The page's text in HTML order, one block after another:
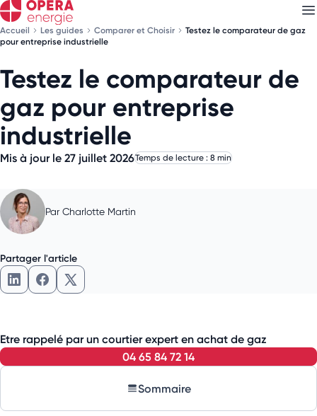
Accueil Les guides Comparer et Choisir
Testez le comparateur de gaz
pour entreprise industrielle
Testez le comparateur de
gaz pour entreprise
industrielle
Mis à jour le 27 juillet 2026Temps de lecture : 8 min
Par Charlotte Martin
Partager l'article
Partager l'article sur LinkedIn
Partager l'article sur Facebook
Partager l'article sur X
Etre rappelé par un courtier expert en achat de gaz
04 65 84 72 14
Sommaire
Découvrez nosnewsletters
Choisissez les newsletters qui vous intéressent